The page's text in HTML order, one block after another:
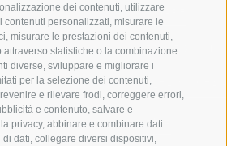
dei contenuti, utilizzare
personalizzati, misurare le
misurare le prestazioni dei contenuti,
statistiche o la combinazione
diverse, sviluppare e migliorare i
per la selezione dei contenuti,
e rilevare frodi, correggere errori,
e contenuto, salvare e
privacy, abbinare e combinare dati
dati, collegare diversi dispositivi,
SCIARE
ESCURSIONI
ALTA
BIKE